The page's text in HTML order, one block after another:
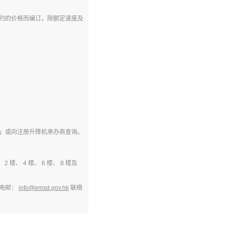
的价格而编订。除额定速度及
向注册升降机承办商查询。
2 楼、 4 楼、 6 楼、 8 楼及
邮： info@emsd.gov.hk 联络